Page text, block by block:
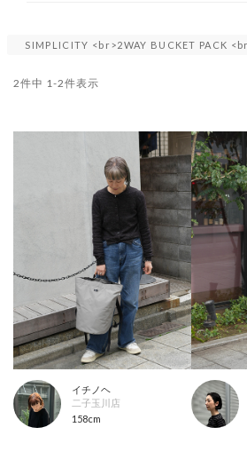
SIMPLICITY <br>2WAY BUCKET PACK
2件中 1-2件表示
イチノヘ
二子玉川店
158cm